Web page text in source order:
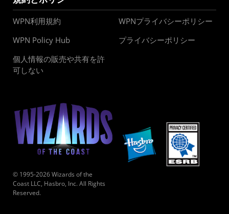
WPN利用規約
WPNプライバシーポリシー
WPN Policy Hub
プライバシーポリシー
個人情報の販売や共有を許
可しない
© 1995-2026 Wizards of the
Coast LLC, Hasbro, Inc. All Rights
Reserved.